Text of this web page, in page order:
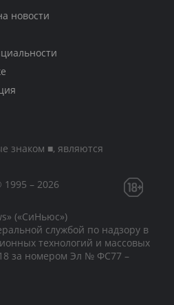
новости
знаком ■, являются
– 2026
(«СиНьюс»)
службой по надзору в
технологий и массовых
за номером Эл № ФС77 –